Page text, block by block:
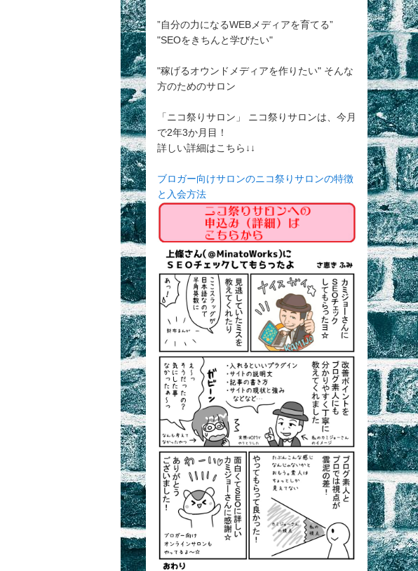
”自分の力になるWEBメディアを育てる”
"SEOをきちんと学びたい"
"稼げるオウンドメディアを作りたい" そんな
方のためのサロン
「ニコ祭りサロン」 ニコ祭りサロンは、今月
で2年3か月目！
詳しい詳細はこちら↓↓
ブロガー向けサロンのニコ祭りサロンの特徴
と入会方法